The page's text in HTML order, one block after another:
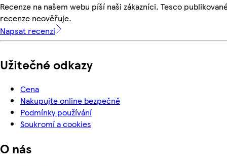
Recenze na našem webu píší naši zákazníci. Tesco
recenze neověřuje.
Napsat recenzi
Užitečné odkazy
Cena
Nakupujte online bezpečně
Podmínky používání
Soukromí a cookies
O nás